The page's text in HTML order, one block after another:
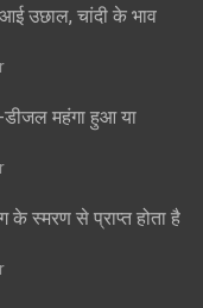
उछाल, चांदी के भाव
महंगा हुआ या
के स्मरण से प्राप्त होता है